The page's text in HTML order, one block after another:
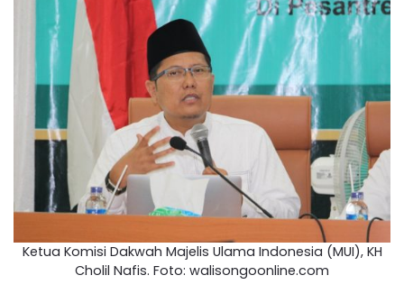
Ketua Komisi Dakwah Majelis Ulama Indonesia (MUI), KH
Cholil Nafis. Foto: walisongoonline.com